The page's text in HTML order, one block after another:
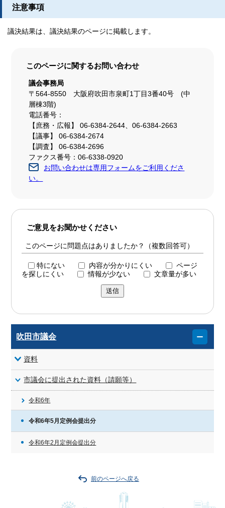
注意事項
議決結果は、議決結果のページに掲載します。
このページに関するお問い合わせ
議会事務局
〒564-8550 大阪府吹田市泉町1丁目3番40号 (中
層棟3階)
電話番号：
【庶務・広報】 06-6384-2644、06-6384-2663
【議事】 06-6384-2674
【調査】 06-6384-2696
ファクス番号：06-6338-0920
お問い合わせは専用フォームをご利用くださ
い。
ご意見をお聞かせください
このページに問題点はありましたか？（複数回答可）
特にない 内容が分かりにくい
ページ
を探しにくい
情報が少ない 文章量が多い
送信
吹田市議会
資料
市議会に提出された資料（請願等）
令和6年
令和6年5月定例会提出分
令和6年2月定例会提出分
前のページへ戻る